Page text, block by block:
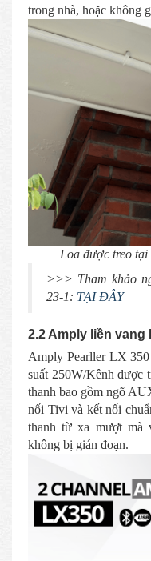
trong nhà, hoặc không
Loa được treo tại
>>> Tham khảo
23-1: TẠI ĐÂY
2.2 Amply liền vang
Amply Pearller LX
suất 250W/Kênh được
thanh bao gồm ngõ
nối Tivi và kết nối
thanh từ xa mượt mà
không bị gián đoạn.